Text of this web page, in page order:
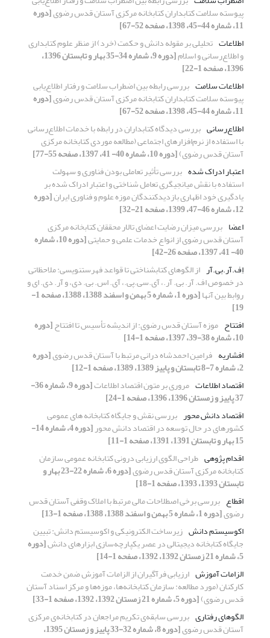
پیوسته سلامت کتابداران کتابخانه مرکزی آستان قدس رضوی[دوره
11، شماره 44-45، 1398، صفحه 52-67]
اطلاعات تحلیلی بر مقوله دانش و حکمت (خرد) از منظر علوم کتابداری
و اطلاع‌رسانی و اسلام [دوره 9، شماره 34-35 بهار و تابستان 1396،
1396، صفحه 1-22]
اطلاعات سلامت بررسی رابطه بین اضطراب سلامت و رفتار اطلاع‌یابی
پیوسته سلامت کتابداران کتابخانه مرکزی آستان قدس رضوی[دوره
11، شماره 44-45، 1398، صفحه 52-67]
اطلاع‌رسانی بررسی دیدگاه کتابداران در رابطه با خدمات اطلاع‌رسانی
با استفاده از نرم‌افزارهای اجتماعی (مطالعه موردی کتابخانه مرکزی
آستان قدس رضوی)[دوره 10، شماره 40- 41، 1397، صفحه 55-77]
اعتبار ادراک شده بررسی تأثیر تعاملی بودن فناوری و سهولت
استفاده با نقش میانجیگری تعامل شناختی و اعتبار ادراک شده بر
یادگیری خود اظهاری بازدیدکنندگان موزه علوم و فناوری ایران[دوره
12، شماره 46-47، 1399، صفحه 21-32]
اعضا بررسی میزان رضایت اعضای تالار محققان کتابخانه مرکزی
آستان قدس رضوی از انواع خدمات علمی و حمایتی [دوره 10، شماره
40- 41، 1397، صفحه 26-42]
اِف.آر.بی.آر از الگوهای کتابشناختی تا قواعد فهرستنویسی: ملاحظاتی
در خصوص اف. آر. بی. آر.، آی.سی.پی.، آی. اس. بی. دی، و آر. دی. ای و
روابط بین آنها [دوره 1، شماره 5 بهمن و اسفند 1388، 1388، صفحه 1-
19]
افتتاح موزه آستان قدس رضوی: از اندیشه تأسیس تا افتتاح[دوره
10، شماره 38-39، 1397، صفحه 1-14]
افشاریه فرامین احمدشاه درانی مرتبط با آستان قدس رضوی[دوره
2، شماره 7-8 تابستان و پاییز 1389، 1389، صفحه 1-12]
اقتصاد اطلاعات مروری بر متون اقتصاد اطلاعات [دوره 9، شماره 36-
37 پاییز و زمستان 1396، 1396، صفحه 1-24]
اقتصاد دانش­ محور بررسی نقش و جایگاه کتابخانه­ های عمومی
کشورهای در حال توسعه در اقتصاد دانش محور [دوره 4، شماره 14-
15 بهار و تابستان 1391، 1391، صفحه 1-11]
اقدام پژوهی طراحی الگوی ارزیابی درونی کتابخانه عمومی سازمان
کتابخانه مرکزی آستان قدس رضوی [دوره 6، شماره 22-23 بهار و
تابستان 1393، 1393، صفحه 1-18]
اقطاع بررسی برخی اصطلاحات مالی مرتبط با املاک وقفی آستان قدس
رضوی[دوره 1، شماره 5 بهمن و اسفند 1388، 1388، صفحه 1-13]
اکوسیستم دانش زیرساخت‌ الکترونیکی و اکوسیستم دانش: تبیین
جایگاه کتابخانه دیجیتالی در عصر یکپارچه‌سازی ابزارهای دانش[دوره
5، شماره 21 زمستان 1392، 1392، صفحه 1-14]
الزامات آموزش ارزیابی فرآگیران از الزامات آموزش ضمن خدمت
کارکنان (مورد مطالعه: سازمان کتابخانه‌ها، موزه‌ها و مرکز اسناد آستان
قدس رضوی)[دوره 5، شماره 21 زمستان 1392، 1392، صفحه 1-33]
الگوهای رفتاری بررسی سابقه‌ی تکریم مراجعان در کتابخانه‌ی مرکزی
آستان قدس رضوی [دوره 8، شماره 32-33 پاییز و زمستان 1395،